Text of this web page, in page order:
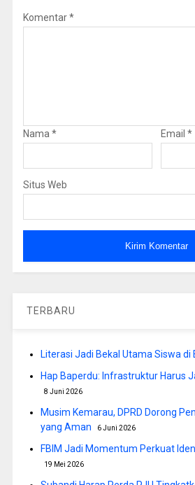
Komentar*
Nama * Email *
Situs Web
TERBARU
Literasi Jadi Bekal Utama Siswa di
Hap Baperdu: Infrastruktur Harus
8 Juni 2026
Musim Kemarau, DPRD Dorong
yang Aman
6 Juni 2026
FBIM Jadi Momentum Perkuat
19 Mei 2026